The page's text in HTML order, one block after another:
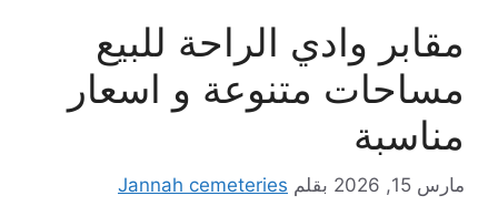
مقابر وادي الراحة للبيع
مساحات متنوعة و اسعار
مناسبة
مارس 15, 2026 بقلم Jannah cemeteries